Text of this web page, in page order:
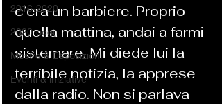
2016-2020
2020-oggi
Mostre & Esposizioni
Eventi & iniziative
c’era un barbiere. Proprio
quella mattina, andai a farmi
sistemare. Mi diede lui la
terribile notizia, la apprese
dalla radio. Non si parlava